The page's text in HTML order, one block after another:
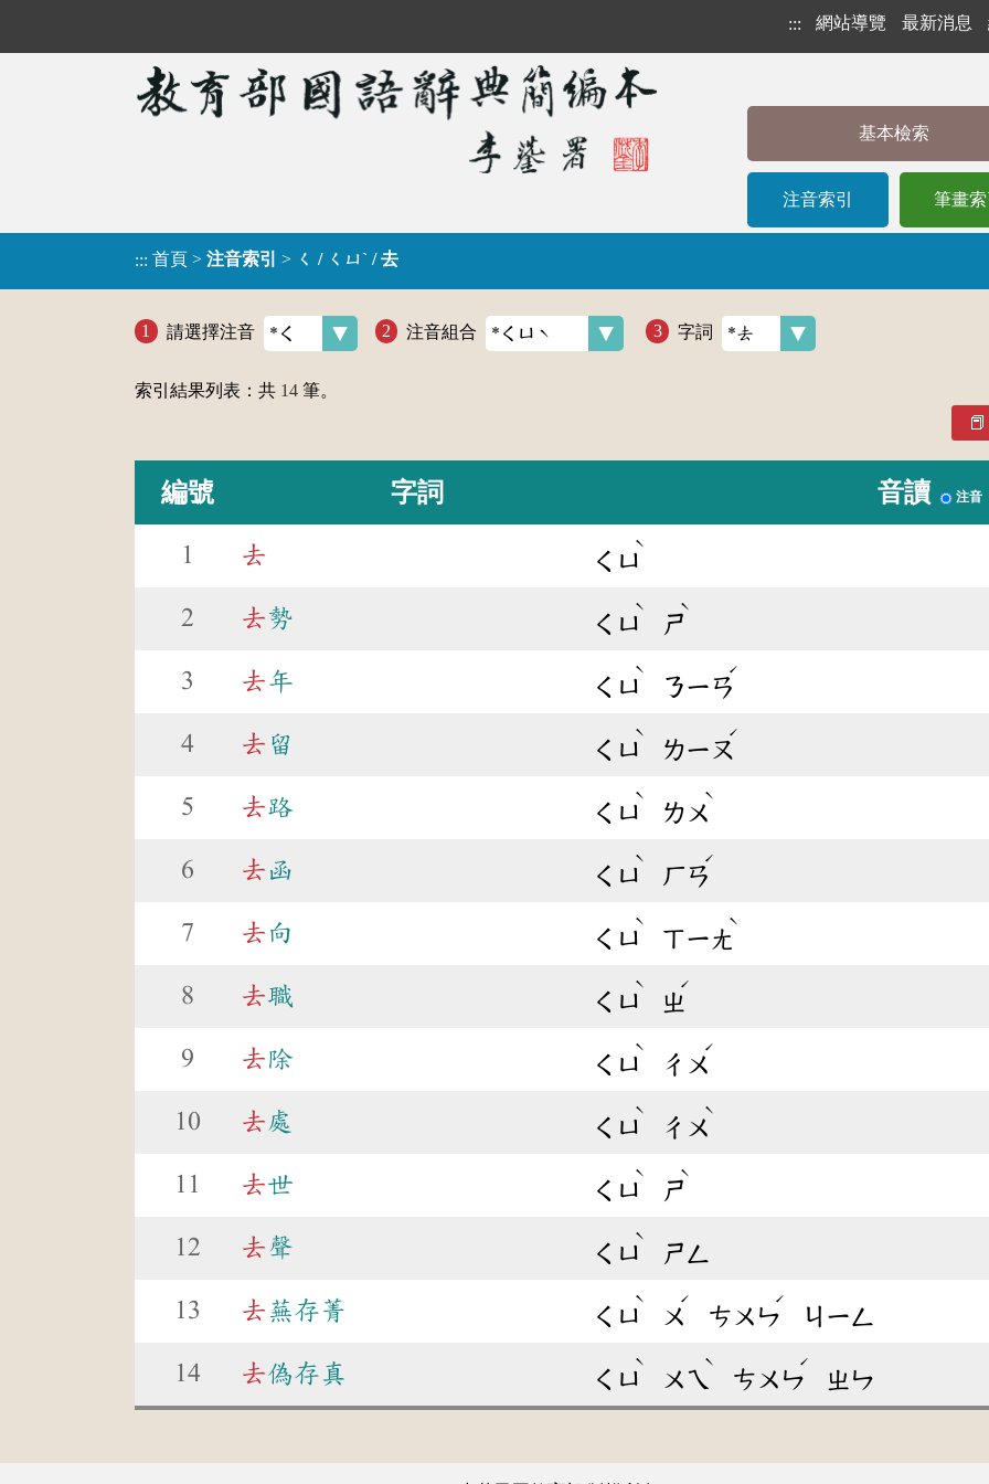
::: 網站導覽 最新消息
基本檢索
注音索引 筆畫
::: 首頁 > 注音索引 > ㄑ / ㄑㄩˋ / 去
請選擇注音 注音組合 字詞
索引結果列表：共 14 筆。
編號 字詞 音讀 注音
1 去 ㄑㄩ
ˋ
2 去勢 ㄑㄩ
ˋ
ㄕ
ˋ
3 去年 ㄑㄩ
ˋ
ㄋㄧㄢ
ˊ
4 去 留 ㄑㄩ
ˋ
ㄌㄧㄡ
ˊ
5 去路 ㄑㄩ
ˋ
ㄌㄨ
ˋ
6 去 函 ㄑㄩ
ˋ
ㄏㄢ
ˊ
7 去 向 ㄑㄩ
ˋ
ㄒㄧㄤ
ˋ
8 去職 ㄑㄩ
ˋ
ㄓ
ˊ
9 去除 ㄑㄩ
ˋ
ㄔㄨ
ˊ
10 去處 ㄑㄩ
ˋ
ㄔㄨ
ˋ
11 去世 ㄑㄩ
ˋ
ㄕ
ˋ
12 去聲 ㄑㄩ
ˋ
ㄕㄥ
13 去蕪存菁 ㄑㄩ
ˋ
ㄨ
ˊ
ㄘㄨㄣ
ˊ
ㄐㄧㄥ
14 去偽存真 ㄑㄩ
ˋ
ㄨㄟ
ˋ
ㄘㄨㄣ
ˊ
ㄓㄣ